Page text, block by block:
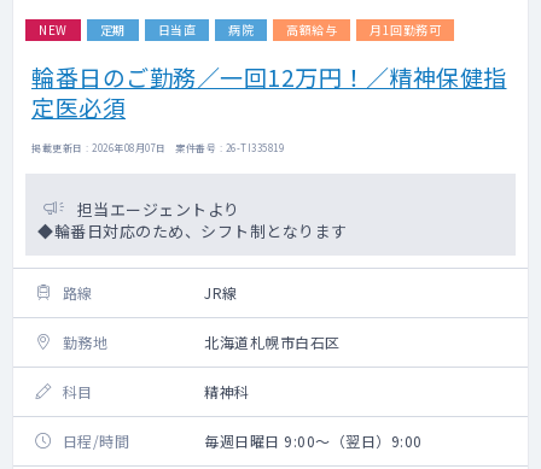
NEW 定期 日当直 病院 高額給与 月1回勤務可
輪番日のご勤務／一回12万円！／精神保健指
定医必須
掲載更新日 : 2026年08月07日 案件番号 : 26-TI335819
担当エージェントより
◆輪番日対応のため、シフト制となります
路線 JR線
勤務地 北海道札幌市白石区
科目 精神科
日程/時間 毎週日曜日 9:00～（翌日）9:00